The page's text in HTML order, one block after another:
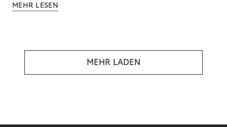
MEHR LESEN
MEHR LADEN